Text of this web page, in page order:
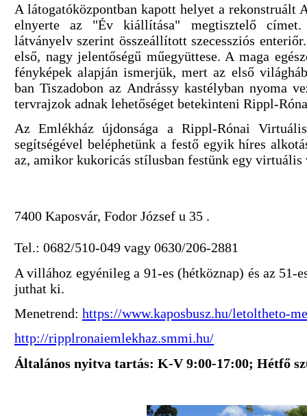
A látogatóközpontban kapott helyet a rekonstruált
elnyerte az "Év kiállítása" megtisztelő címet.
látványelv szerint összeállított szecessziós
első, nagy jelentőségű műegyüttese. A maga
fényképek alapján ismerjük, mert az első
ban Tiszadobon az Andrássy kastélyban nyoma
tervrajzok adnak lehetőséget betekinteni Rippl-
Az Emlékház újdonsága a Rippl-Rónai
segítségével beléphetünk a festő egyik híres
az, amikor kukoricás stílusban festünk egy virtuális
7400 Kaposvár, Fodor József u 35 .
Tel.: 0682/510-049 vagy 0630/206-2881
A villához egyénileg a 91-es (hétköznap) és az 51-
juthat ki.
Menetrend: https://www.kaposbusz.hu/letoltheto-
http://ripplronaiemlekhaz.smmi.hu/
Általános nyitva tartás: K-V 9:00-17:00; Hétfő